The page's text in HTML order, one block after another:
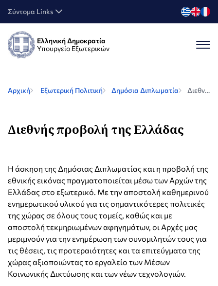
Σύντομα Links
Ελληνική Δημοκρατία
Υπουργείο Εξωτερικών
Αρχική Εξωτερική Πολιτική Δημόσια Διπλωματία Διεθνής προβολή της Ελλάδας
Διεθνής προβολή της Ελλάδας
H άσκηση της Δημόσιας Διπλωματίας και η προβολή της
εθνικής εικόνας πραγματοποιείται μέσω των Αρχών της
Ελλάδας στο εξωτερικό. Με την αποστολή καθημερινού
ενημερωτικού υλικού για τις σημαντικότερες πολιτικές
της χώρας σε όλους τους τομείς, καθώς και με
αποστολή τεκμηριωμένων αφηγημάτων, οι Αρχές μας
μεριμνούν για την ενημέρωση των συνομιλητών τους για
τις θέσεις, τις προτεραιότητες και τα επιτεύγματα της
χώρας αξιοποιώντας το εργαλείο των Μέσων
Κοινωνικής Δικτύωσης και των νέων τεχνολογιών.